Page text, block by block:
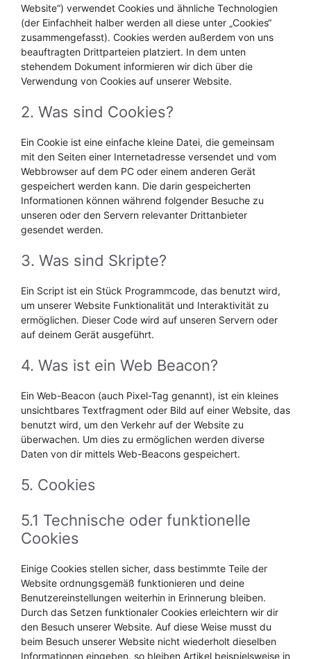
Website“) verwendet Cookies und ähnliche Technologien
(der Einfachheit halber werden all diese unter „Cookies“
zusammengefasst). Cookies werden außerdem von uns
beauftragten Drittparteien platziert. In dem unten
stehendem Dokument informieren wir dich über die
Verwendung von Cookies auf unserer Website.
2. Was sind Cookies?
Ein Cookie ist eine einfache kleine Datei, die gemeinsam
mit den Seiten einer Internetadresse versendet und vom
Webbrowser auf dem PC oder einem anderen Gerät
gespeichert werden kann. Die darin gespeicherten
Informationen können während folgender Besuche zu
unseren oder den Servern relevanter Drittanbieter
gesendet werden.
3. Was sind Skripte?
Ein Script ist ein Stück Programmcode, das benutzt wird,
um unserer Website Funktionalität und Interaktivität zu
ermöglichen. Dieser Code wird auf unseren Servern oder
auf deinem Gerät ausgeführt.
4. Was ist ein Web Beacon?
Ein Web-Beacon (auch Pixel-Tag genannt), ist ein kleines
unsichtbares Textfragment oder Bild auf einer Website, das
benutzt wird, um den Verkehr auf der Website zu
überwachen. Um dies zu ermöglichen werden diverse
Daten von dir mittels Web-Beacons gespeichert.
5. Cookies
5.1 Technische oder funktionelle
Cookies
Einige Cookies stellen sicher, dass bestimmte Teile der
Website ordnungsgemäß funktionieren und deine
Benutzereinstellungen weiterhin in Erinnerung bleiben.
Durch das Setzen funktionaler Cookies erleichtern wir dir
den Besuch unserer Website. Auf diese Weise musst du
beim Besuch unserer Website nicht wiederholt dieselben
Informationen eingeben, so bleiben Artikel beispielsweise in